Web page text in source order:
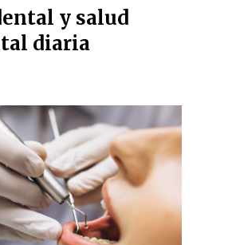
y salud
diaria